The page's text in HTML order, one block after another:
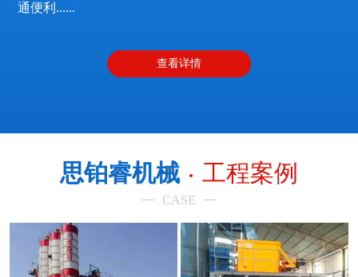
通便利......
查看详情
思铂睿机械 工程案例
CASE